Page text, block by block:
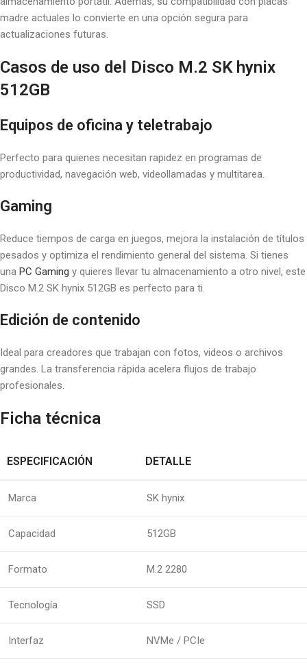
madre actuales lo convierte en una opción segura para
actualizaciones futuras.
Casos de uso del Disco M.2 SK hynix
512GB
Equipos de oficina y teletrabajo
Perfecto para quienes necesitan rapidez en programas de
productividad, navegación web, videollamadas y multitarea.
Gaming
Reduce tiempos de carga en juegos, mejora la instalación de títulos
pesados y optimiza el rendimiento general del sistema. Si tienes
una PC Gaming y quieres llevar tu almacenamiento a otro nivel, este
Disco M.2 SK hynix 512GB es perfecto para ti.
Edición de contenido
Ideal para creadores que trabajan con fotos, videos o archivos
grandes. La transferencia rápida acelera flujos de trabajo
profesionales.
Ficha técnica
ESPECIFICACIÓN DETALLE
Marca SK hynix
Capacidad 512GB
Formato M.2 2280
Tecnología SSD
Interfaz NVMe / PCIe